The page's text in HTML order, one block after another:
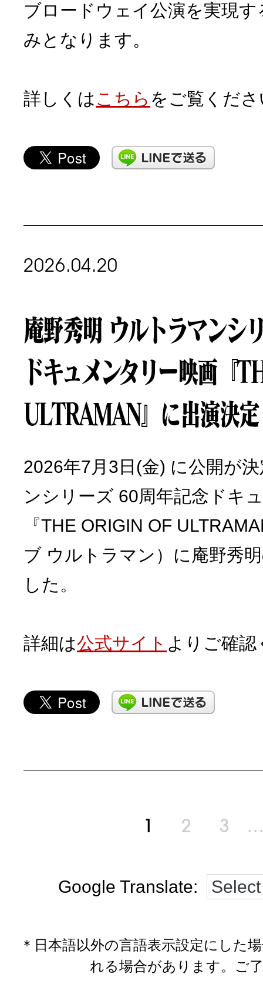
ブロードウェイ公演を実現
みとなります。
詳しくは こちら をご覧くだ
2026.04.20
庵野秀明 ウルトラマンシ
ドキュメンタリー映画『
ULTRAMAN』に出演決定
2026年7月3日(金) に公開が
ンシリーズ 60周年記念ドキ
『THE ORIGIN OF
ブ ウルトラマン）に庵野秀
した。
詳細は公式サイト よりご確
1 2 3
Google Translate:
＊日本語以外の言語表示設定にした
れる場合があります。ご